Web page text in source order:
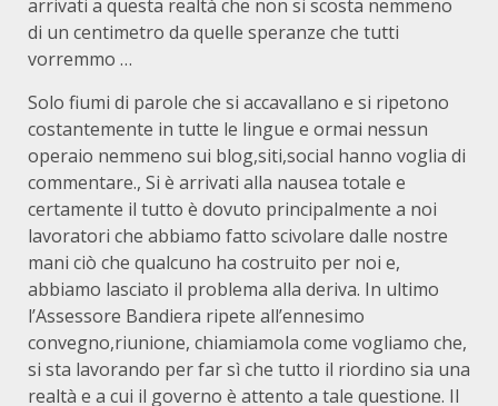
arrivati a questa realtà che non si scosta nemmeno
di un centimetro da quelle speranze che tutti
vorremmo …
Solo fiumi di parole che si accavallano e si ripetono
costantemente in tutte le lingue e ormai nessun
operaio nemmeno sui blog,siti,social hanno voglia di
commentare., Si è arrivati alla nausea totale e
certamente il tutto è dovuto principalmente a noi
lavoratori che abbiamo fatto scivolare dalle nostre
mani ciò che qualcuno ha costruito per noi e,
abbiamo lasciato il problema alla deriva. In ultimo
l’Assessore Bandiera ripete all’ennesimo
convegno,riunione, chiamiamola come vogliamo che,
si sta lavorando per far sì che tutto il riordino sia una
realtà e a cui il governo è attento a tale questione. Il